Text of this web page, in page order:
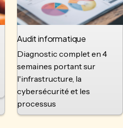
Audit informatique
Diagnostic complet en 4
semaines portant sur
l'infrastructure, la
cybersécurité et les
processus